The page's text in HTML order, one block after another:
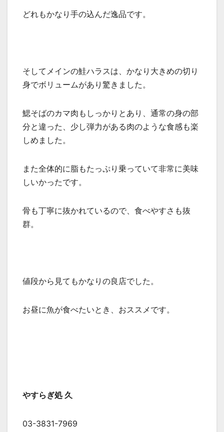
どれもかなり手の込んだ逸品です。
そしてメインの鮭ハラスは、かなり大きめの切り
身でボリュームがあり驚きました。
鰓そばのカマ肉もしっかりとあり、通常の身の部
分と違った、少し弾力がある肉のような食感も楽
しめました。
また全体的に脂もたっぷり乗っていて非常に美味
しいかったです。
骨も丁寧に抜かれているので、食べやすさも抜
群。
値段から見てもかなりの良店でした。
お昼に魚が食べたいとき、おススメです。
やすらぎ処 久
03-3831-7969